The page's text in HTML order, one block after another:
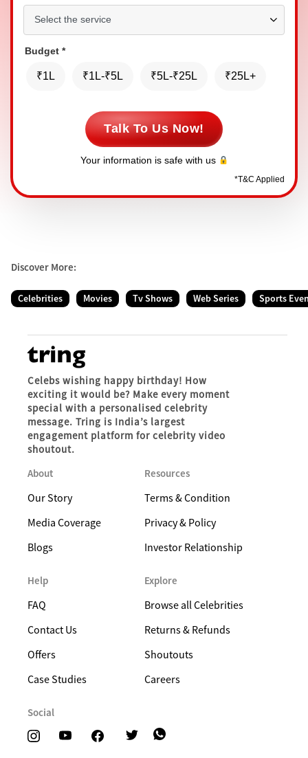
Budget *
₹1L ₹1L-₹5L ₹5L-₹25L ₹25L+
Talk To Us Now!
Your information is safe with us
*T&C Applied
Discover More:
Celebrities Movies Tv Shows Web Series Sports
Celebs wishing happy birthday! How
exciting it would be? Make every moment
special with a personalised celebrity
message. Tring is India’s largest
engagement platform for celebrity video
shoutout.
About
Our Story
Media Coverage
Blogs
Resources
Terms & Condition
Privacy & Policy
Investor Relationship
Help
FAQ
Contact Us
Offers
Case Studies
Explore
Browse all Celebrities
Returns & Refunds
Shoutouts
Careers
Social